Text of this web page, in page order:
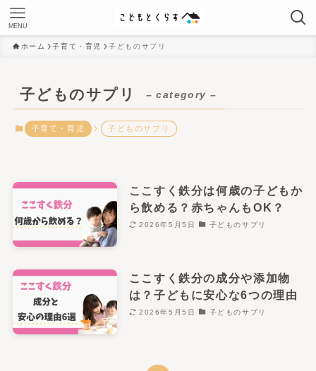
MENU
ホーム 子育て・育児 子どものサプリ
子どものサプリ – category –
子育て・育児 子どものサプリ
ここすく鉄分は何歳の子どもか
ら飲める？赤ちゃんもOK？
2026年5月5日 子どものサプリ
ここすく鉄分の成分や添加物
は？子どもに安心な6つの理由
2026年5月5日 子どものサプリ